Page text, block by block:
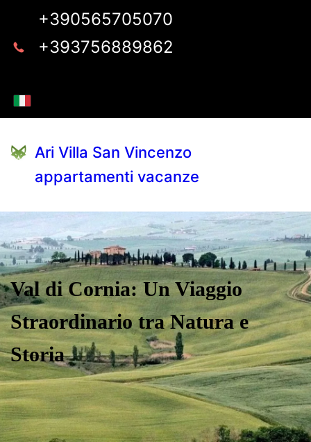
Ari Villa San Vincenzo
appartamenti vacanze
+390565705070
+393756889862
Val di Cornia: Un Viaggio
Straordinario tra Natura e
Storia